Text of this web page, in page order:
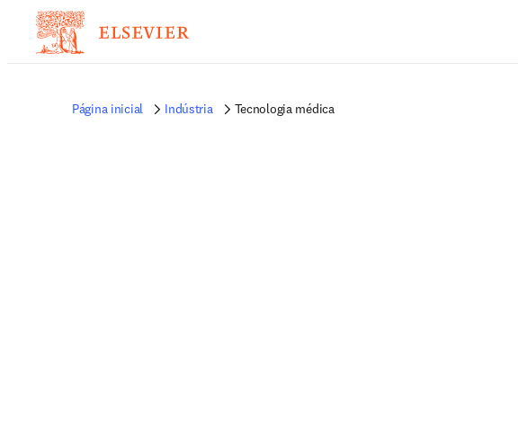
Página inicial Indústria Tecnologia médica